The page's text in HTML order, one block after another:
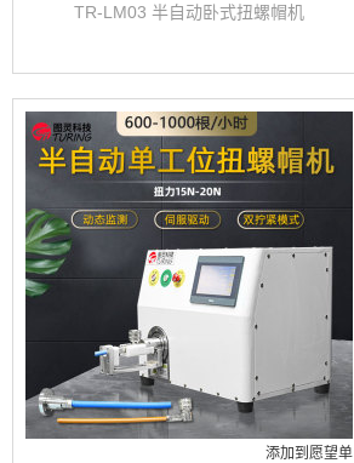
TR-LM03 半自动卧式扭螺帽机
添加到愿望单